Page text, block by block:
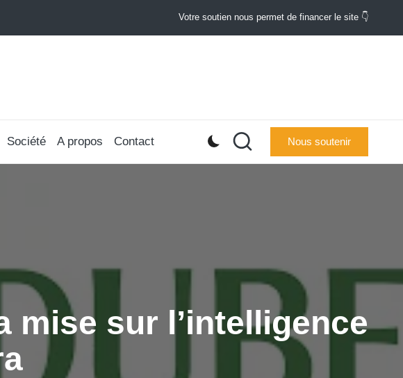
Votre soutien nous permet de financer le site 👇
Société A propos Contact Nous soutenir
mise sur l’intelligence